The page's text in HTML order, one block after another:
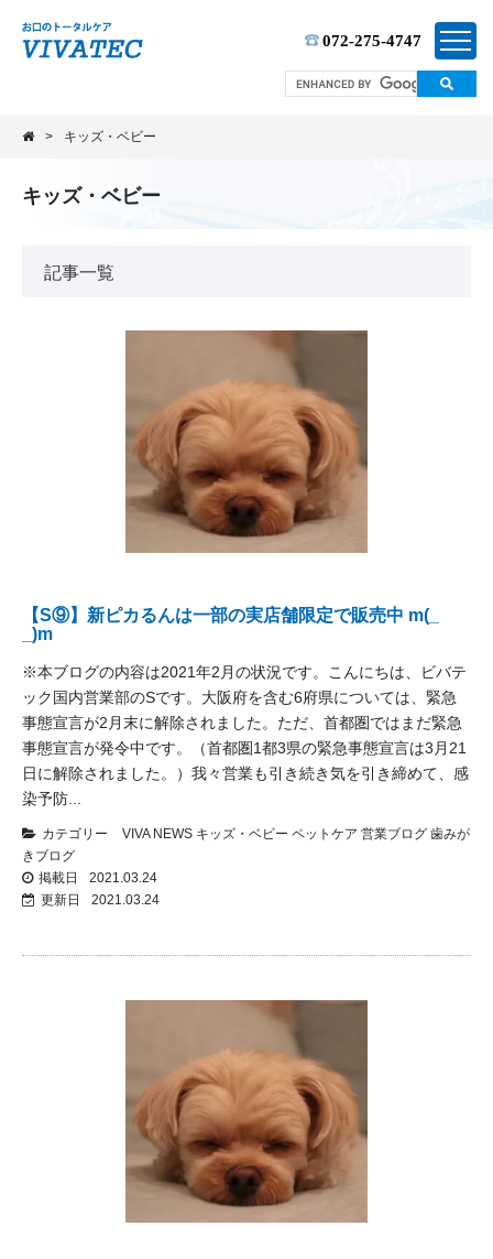
TEL:
072-275-4747
> キッズ・ベビー
キッズ・ベビー
記事一覧
【S⑨】新ピカるんは一部の実店舗限定で販売中 m(_
_)m
※本ブログの内容は2021年2月の状況です。 ​ こんにちは、ビバテ
ック国内営業部のSです。 ​ 大阪府を含む6府県については、緊急
事態宣言が2月末に解除されました。ただ、首都圏ではまだ緊急
事態宣言が発令中です。（首都圏1都3県の緊急事態宣言は3月21
日に解除されました。）我々営業も引き続き気を引き締めて、感
染予防...
カテゴリー VIVA NEWS キッズ・ベビー ペットケア 営業ブログ 歯みが
きブログ
掲載日
2021.03.24
更新日
2021.03.24